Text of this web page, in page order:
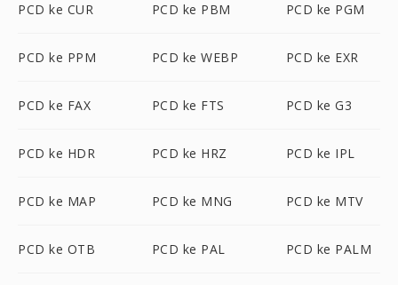
PCD ke CUR PCD ke PBM PCD ke PGM
PCD ke PPM PCD ke WEBP PCD ke EXR
PCD ke FAX PCD ke FTS PCD ke G3
PCD ke HDR PCD ke HRZ PCD ke IPL
PCD ke MAP PCD ke MNG PCD ke MTV
PCD ke OTB PCD ke PAL PCD ke PALM